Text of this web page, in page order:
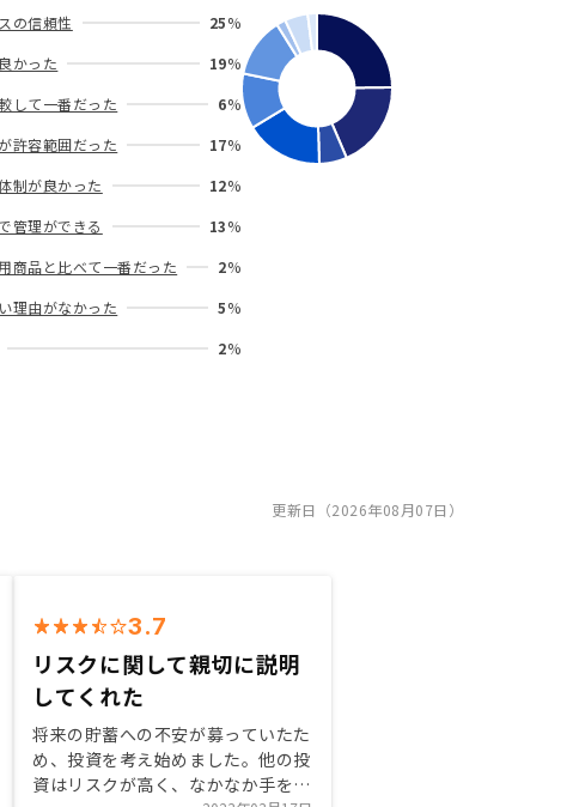
の信頼性 25%
かった
19%
して一番だった
6%
許容範囲だった
17%
制が良かった
12%
管理ができる
13%
商品と比べて一番だった
2%
理由がなかった
5%
2%
更新日（2026年08月07日）
3.7
リスクに関して親切に説明
してくれた
将来の貯蓄への不安が募っていたた
め、投資を考え始めました。他の投
資はリスクが高く、なかなか手を出